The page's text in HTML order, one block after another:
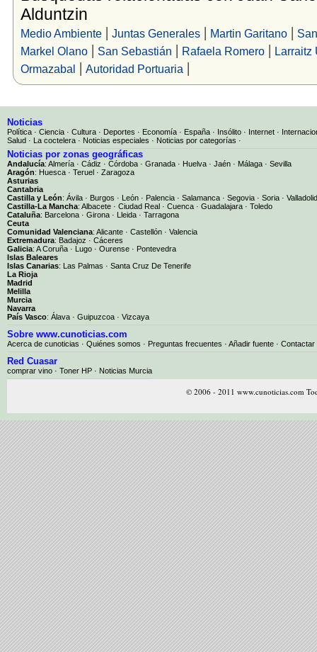
Alduntzin
Medio Ambiente| Juntas Generales| Martin Garitano|
Markel Olano| San Sebastián | Rafaela Romero| Larraitz
Ormazabal | Autoridad Portuaria |
Noticias
Política · Ciencia · Cultura · Deportes · Economía · España · Insólito · Internet ·
Salud · La coctelera · Noticias especiales · Noticias por categorías ·
Noticias por zonas geográficas
Andalucía: Almería · Cádiz · Córdoba · Granada · Huelva · Jaén · Málaga · Sevilla
Aragón: Huesca · Teruel · Zaragoza
Asturias
Cantabria
Castilla y León: Ávila · Burgos · León · Palencia · Salamanca · Segovia · Soria · Valladolid
Castilla-La Mancha: Albacete · Ciudad Real · Cuenca · Guadalajara · Toledo
Cataluña: Barcelona · Girona · Lleida · Tarragona
Ceuta
Comunidad Valenciana: Alicante · Castellón · Valencia
Extremadura: Badajoz · Cáceres
Galicia: A Coruña · Lugo · Ourense · Pontevedra
Islas Baleares
Islas Canarias: Las Palmas · Santa Cruz De Tenerife
La Rioja
Madrid
Melilla
Murcia
Navarra
País Vasco: Álava · Guipuzcoa · Vizcaya
Sobre www.cunoticias.com
Acerca de cunoticias · Quiénes somos · Preguntas frecuentes · Añadir fuente · Contactar
Red Cuasar
comprar vino · Toner HP · Noticias Murcia
© 2006 - 2011 www.cunoticias.com